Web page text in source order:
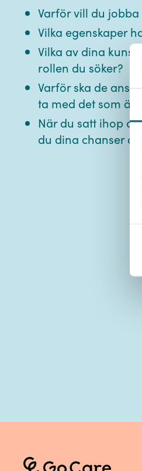
Varför vill du
Vilka egenskaper
Vilka av dina
rollen du söker?
Varför ska de
ta med det som är
När du satt ihop
du dina chanser